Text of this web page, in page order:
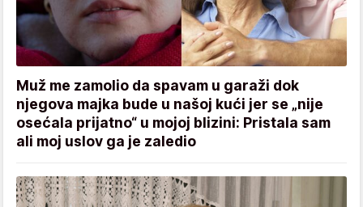
Muž me zamolio da spavam u garaži dok
njegova majka bude u našoj kući jer se „nije
osećala prijatno“ u mojoj blizini: Pristala sam
ali moj uslov ga je zaledio